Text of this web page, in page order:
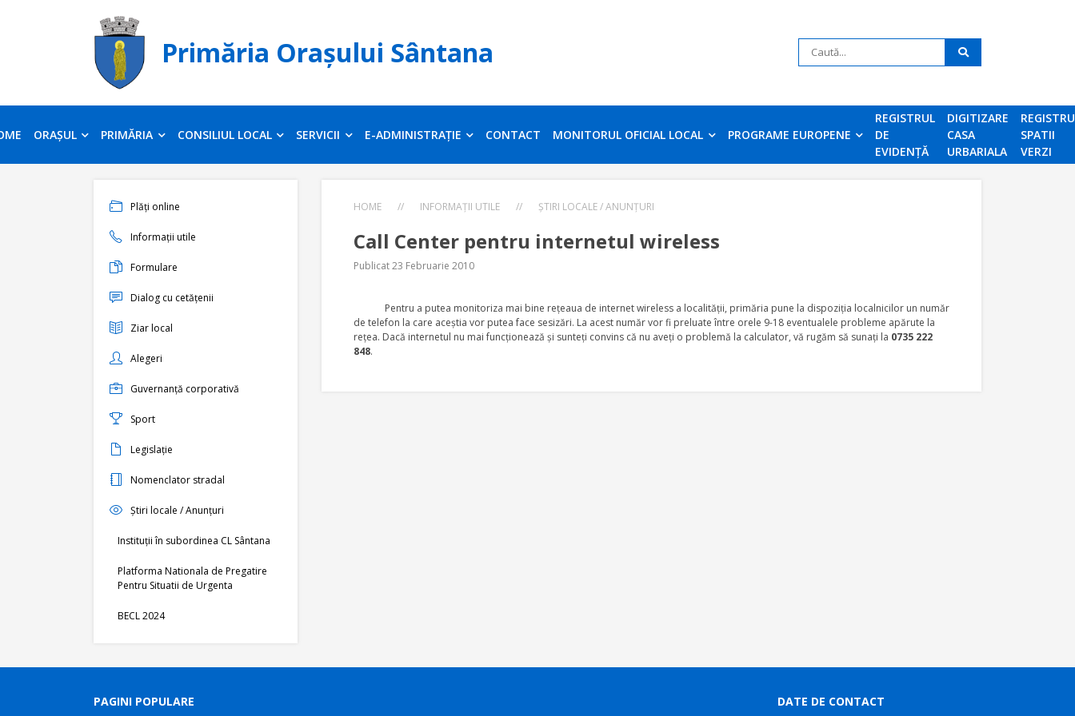
Primăria Orașului Sântana
ORAȘUL PRIMĂRIA CONSILIUL LOCAL SERVICII E-ADMINISTRAȚIE CONTACT MONITORUL OFICIAL LOCAL PROGRAME EUROPENE
REGISTRUL
DE
EVIDENȚĂ
DIGITIZARE
CASA
URBARIALA
REGISTRU
SPATII
VERZI
Plăți online
Informații utile
Formulare
Dialog cu cetățenii
Ziar local
Alegeri
Guvernanță corporativă
Sport
Legislație
Nomenclator stradal
Știri locale / Anunțuri
Instituții în subordinea CL Sântana
Platforma Nationala de Pregatire
Pentru Situatii de Urgenta
BECL 2024
HOME // INFORMAȚII UTILE // ȘTIRI LOCALE / ANUNȚURI
Call Center pentru internetul wireless
Publicat 23 Februarie 2010
Pentru a putea monitoriza mai bine reţeaua de internet wireless a localităţii, primăria pune la dispoziţia localnicilor un număr
de telefon la care aceştia vor putea face sesizări. La acest număr vor fi preluate între orele 9-18 eventualele probleme apărute la
reţea. Dacă internetul nu mai funcţionează şi sunteţi convins că nu aveţi o problemă la calculator, vă rugăm să sunaţi la 0735 222
848.
PAGINI POPULARE DATE DE CONTACT